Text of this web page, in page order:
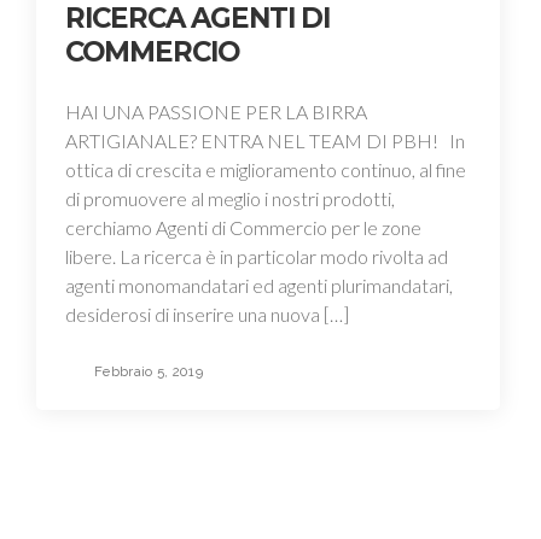
RICERCA AGENTI DI
COMMERCIO
HAI UNA PASSIONE PER LA BIRRA
ARTIGIANALE? ENTRA NEL TEAM DI PBH! In
ottica di crescita e miglioramento continuo, al fine
di promuovere al meglio i nostri prodotti,
cerchiamo Agenti di Commercio per le zone
libere. La ricerca è in particolar modo rivolta ad
agenti monomandatari ed agenti plurimandatari,
desiderosi di inserire una nuova […]
Febbraio 5, 2019